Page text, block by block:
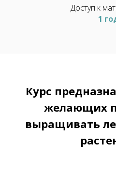
Доступ к
1
Курс
желающих
выращивать